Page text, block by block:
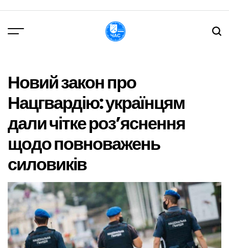
вмісту
Новий закон про
Нацгвардію: українцям
дали чітке роз’яснення
щодо повноважень
силовиків